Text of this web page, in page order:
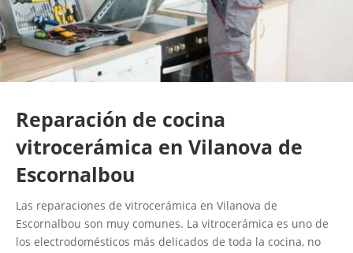
Reparación de cocina
vitrocerámica en Vilanova de
Escornalbou
Las reparaciones de vitrocerámica en Vilanova de
Escornalbou son muy comunes. La vitrocerámica es uno de
los electrodomésticos más delicados de toda la cocina, no